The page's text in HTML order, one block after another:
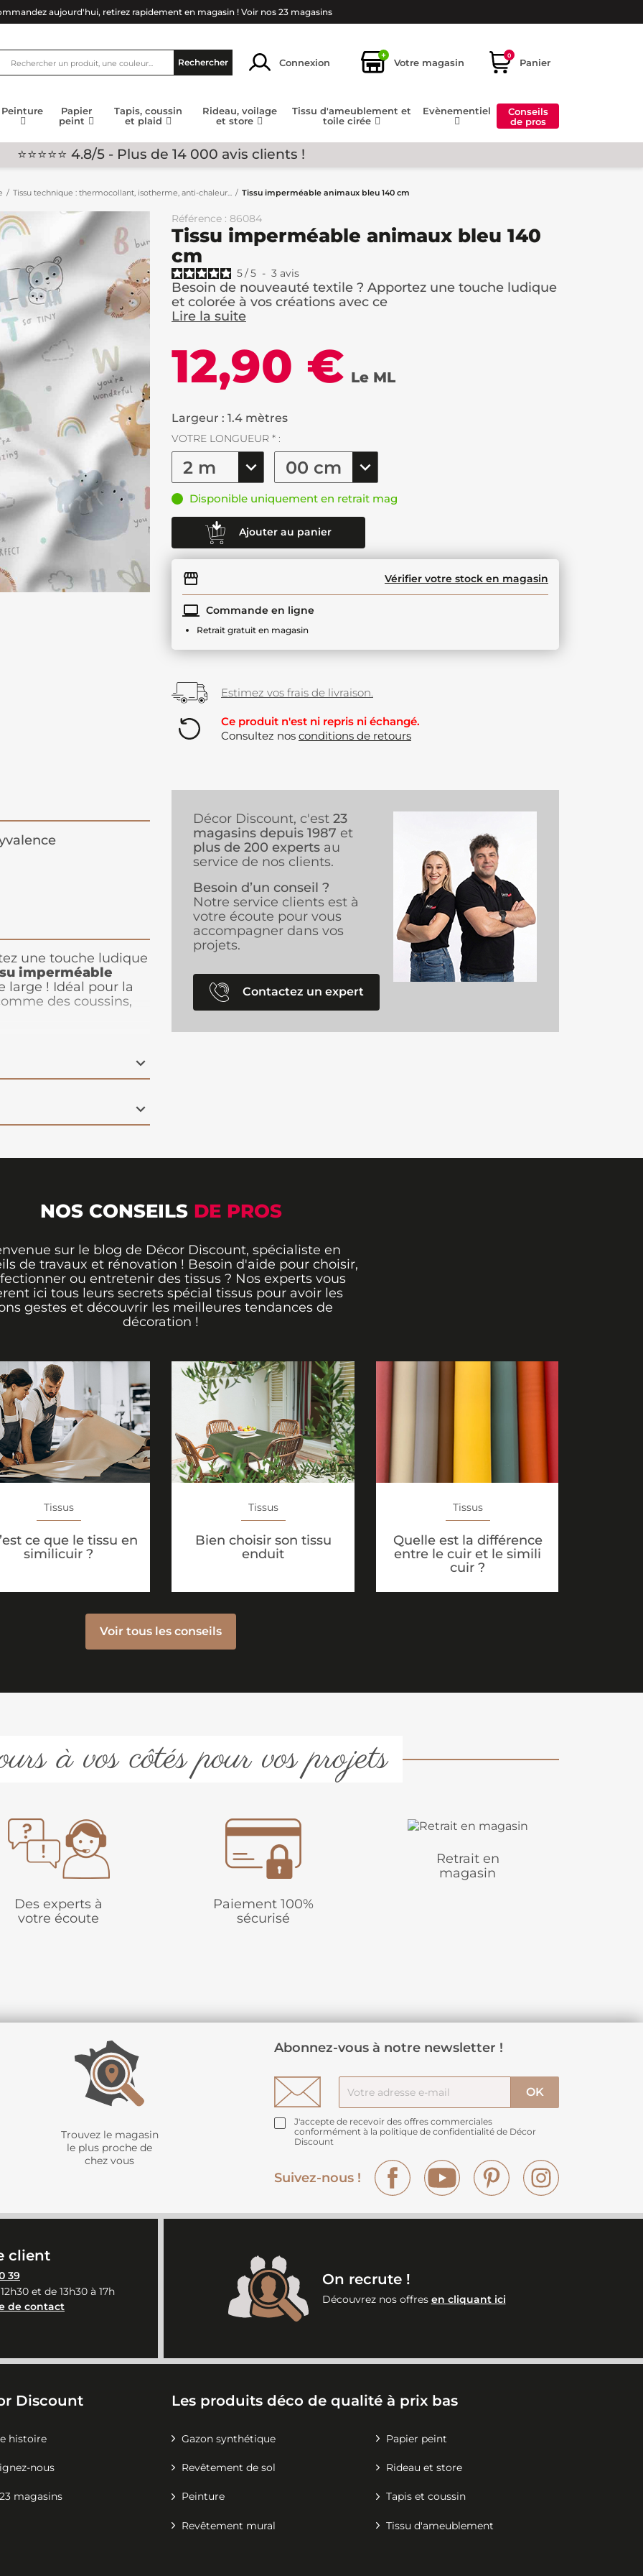
aujourd'hui, retirez rapidement en magasin ! Voir nos 23 magasins
Rechercher Connexion
+
Votre magasin
0
Panier
Peinture
Papier
peint
Tapis, coussin
et plaid
Rideau, voilage
et store
Tissu d'ameublement et
toile cirée
Evènementiel
Conseils
de pros
⭐⭐⭐⭐⭐ 4.8/5 - Plus de 14 000 avis clients !
Tissu technique : thermocollant, isotherme, anti-chaleur... Tissu imperméable animaux bleu 140 cm
Référence : 86084
Tissu imperméable animaux bleu 140
cm
5/5 - 3 avis
Besoin de nouveauté textile ? Apportez une touche ludique
et colorée à vos créations avec ce
Lire la suite
12,90 € Le ML
Largeur : 1.4 mètres
VOTRE LONGUEUR * :
Disponible uniquement en retrait mag
Ajouter au panier
Vérifier votre stock en magasin
Commande en ligne
Retrait gratuit en magasin
Estimez vos frais de livraison.
Ce produit n'est ni repris ni échangé.
Consultez nos conditions de retours
une touche ludique
imperméable
large ! Idéal pour la
des coussins,
une belle résistance.
et fantaisie à
durable, ce
Décor Discount, c'est 23
magasins depuis 1987 et
plus de 200 experts au
service de nos clients.
Besoin d’un conseil ?
Notre service clients est à
votre écoute pour vous
accompagner dans vos
projets.
Contactez un expert
NOS CONSEILS DE PROS
sur le blog de Décor Discount, spécialiste en
de travaux et rénovation ! Besoin d'aide pour choisir,
ou entretenir des tissus ? Nos experts vous
ici tous leurs secrets spécial tissus pour avoir les
gestes et découvrir les meilleures tendances de
décoration !
Tissus
ce que le tissu en
similicuir ?
Tissus
Bien choisir son tissu
enduit
Tissus
Quelle est la différence
entre le cuir et le simili
cuir ?
Voir tous les conseils
à vos côtés pour vos projets
Des experts à
votre écoute
Paiement 100%
sécurisé
Retrait en
magasin
Trouvez le magasin
le plus proche de
chez vous
Abonnez-vous à notre newsletter !
J'accepte de recevoir des offres commerciales
conformément à la politique de confidentialité de Décor
Discount
Suivez-nous !
Facebook YouTube Pinterest
client
39
et de 13h30 à 17h
de contact
On recrute !
Découvrez nos offres en cliquant ici
Discount
histoire
nous
magasins
Les produits déco de qualité à prix bas
Gazon synthétique Papier peint
Revêtement de sol Rideau et store
Peinture Tapis et coussin
Revêtement mural Tissu d'ameublement